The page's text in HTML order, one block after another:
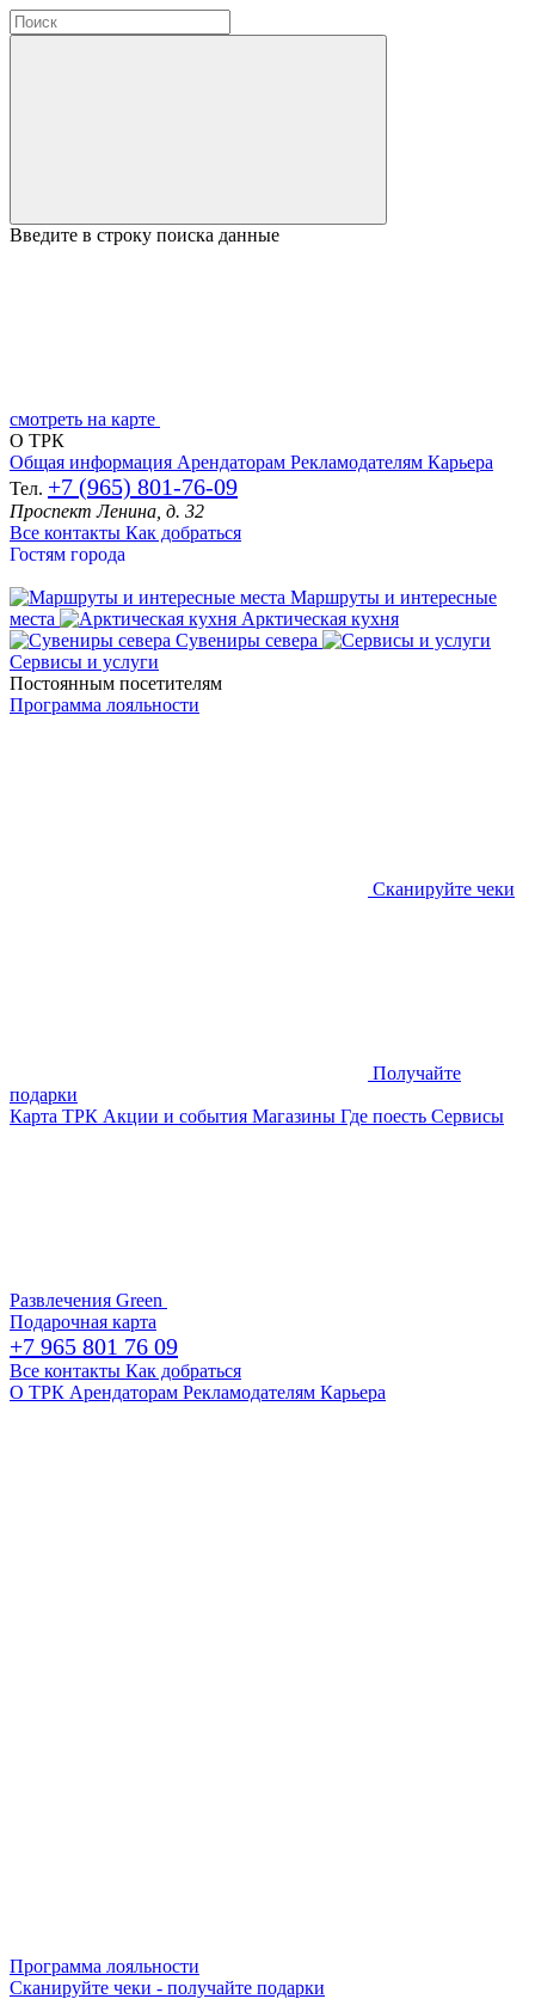
Введите в строку поиска данные
смотреть на карте
О ТРК
Общая информация Арендаторам Рекламодателям Карьера
Тел. +7 (965) 801-76-09
Проспект Ленина, д. 32
Все контакты Как добраться
Гостям города
Маршруты и интересные
места
Арктическая кухня
Сувениры севера
Сервисы и услуги
Постоянным посетителям
Программа лояльности
Сканируйте чеки
Получайте
подарки
Карта ТРК Акции и события Магазины Где поесть Сервисы
Развлечения Green
Подарочная карта
+7 965 801 76 09
Все контакты Как добраться
О ТРК Арендаторам Рекламодателям Карьера
Программа лояльности
Сканируйте чеки - получайте подарки